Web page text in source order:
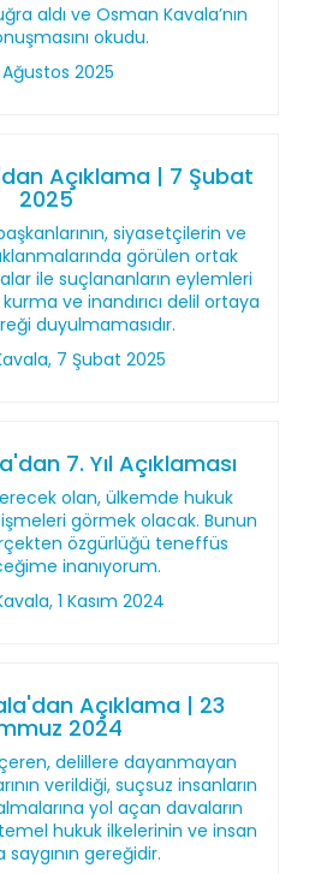
aldı ve Osman Kavala’nın
okudu.
2025
Açıklama | 7 Şubat
2025
siyasetçilerin ve
görülen ortak
ile suçlananların eylemleri
ve inandırıcı delil ortaya
duyulmamasıdır.
7 Şubat 2025
7. Yıl Açıklaması
olan, ülkemde hukuk
görmek olacak. Bunun
özgürlüğü teneffüs
inanıyorum.
1 Kasım 2024
Açıklama | 23
2024
delillere dayanmayan
verildiği, suçsuz insanların
yol açan davaların
hukuk ilkelerinin ve insan
saygının gereğidir.